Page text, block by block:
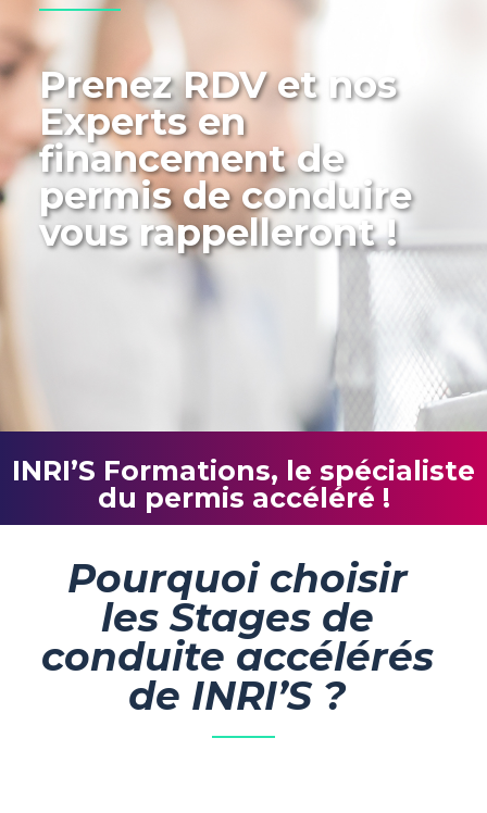
Prenez RDV et nos
Experts en
financement de
permis de conduire
vous rappelleront !
INRI’S Formations, le spécialiste
du permis accéléré !
Pourquoi choisir
les Stages de
conduite accélérés
de INRI’S ?